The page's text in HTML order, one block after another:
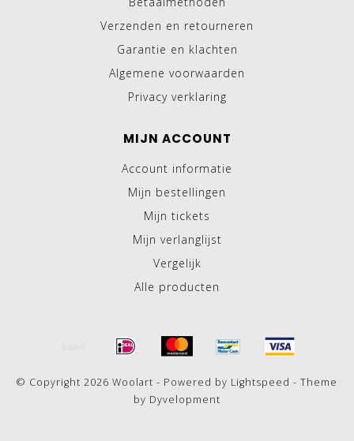
Verzenden en retourneren
Garantie en klachten
Algemene voorwaarden
Privacy verklaring
MIJN ACCOUNT
Account informatie
Mijn bestellingen
Mijn tickets
Mijn verlanglijst
Vergelijk
Alle producten
© Copyright 2026 Woolart - Powered by Lightspeed - Theme
by Dyvelopment